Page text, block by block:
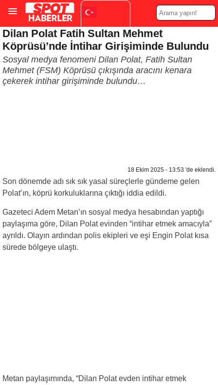
Turkish ▼
Dilan Polat Fatih Sultan Mehmet
Köprüsü’nde İntihar Girişiminde Bulundu
Sosyal medya fenomeni Dilan Polat, Fatih Sultan
Mehmet (FSM) Köprüsü çıkışında aracını kenara
çekerek intihar girişiminde bulundu…
18 Ekim 2025 - 13:53 'de eklendi.
Son dönemde adı sık sık yasal süreçlerle gündeme gelen
Polat’ın, köprü korkuluklarına çıktığı iddia edildi.
Gazeteci Adem Metan’ın sosyal medya hesabından yaptığı
paylaşıma göre, Dilan Polat evinden “intihar etmek amacıyla”
ayrıldı. Olayın ardından polis ekipleri ve eşi Engin Polat kısa
sürede bölgeye ulaştı.
Metan paylaşımında, “Dilan Polat evden intihar etmek